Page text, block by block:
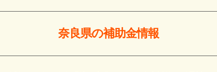
奈良県の補助金情報